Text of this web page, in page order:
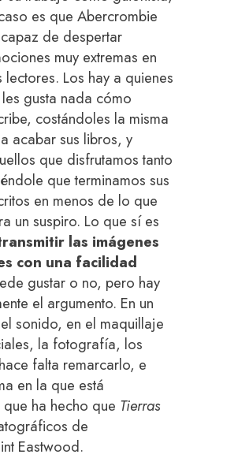
es que Abercrombie
de despertar
muy extremas en
lectores. Los hay a quienes
gusta nada cómo
costándoles la misma
acabar sus libros, y
que disfrutamos tanto
que terminamos sus
en menos de lo que
un suspiro. Lo que sí es
las imágenes
con una facilidad
gustar o no, pero hay
el argumento. En un
sonido, en el maquillaje
la fotografía, los
falta remarcarlo, e
en la que está
ha hecho que Tierras
de
Eastwood.